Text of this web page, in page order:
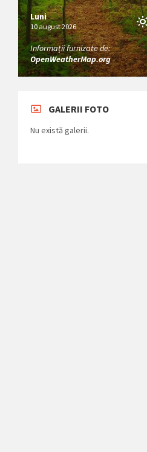
Luni
10 august 2026
Informații furnizate de:
OpenWeatherMap.org
GALERII FOTO
Nu există galerii.